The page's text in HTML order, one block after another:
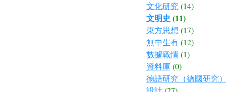
文化研究(14)
文明史 (11)
東方思想 (17)
無中生有(12)
數據戰情(1)
資料庫(0)
德語研究（德國研究